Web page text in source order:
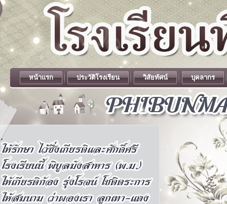
.
.
หน้าแรก ประวัติโรงเรียน วิสัยทัศน์ บุคลากร